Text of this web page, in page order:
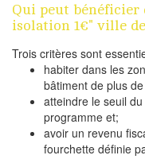
Qui peut
isolation 1€" ville
Trois critères sont
habiter dans les
bâtiment de plus
atteindre le seuil
programme et;
avoir un revenu
fourchette définie